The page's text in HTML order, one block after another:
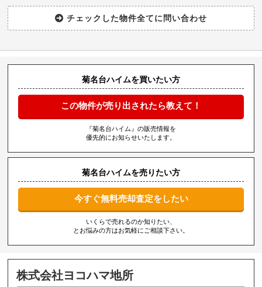
菊名台ハイムを買いたい方
この物件が売り出されたら教えて！
『菊名台ハイム』の販売情報を
優先的にお知らせいたします。
菊名台ハイムを売りたい方
今すぐ無料売却査定をしたい
いくらで売れるのか知りたい、
とお悩みの方はお気軽にご相談下さい。
株式会社ヨコハマ地所